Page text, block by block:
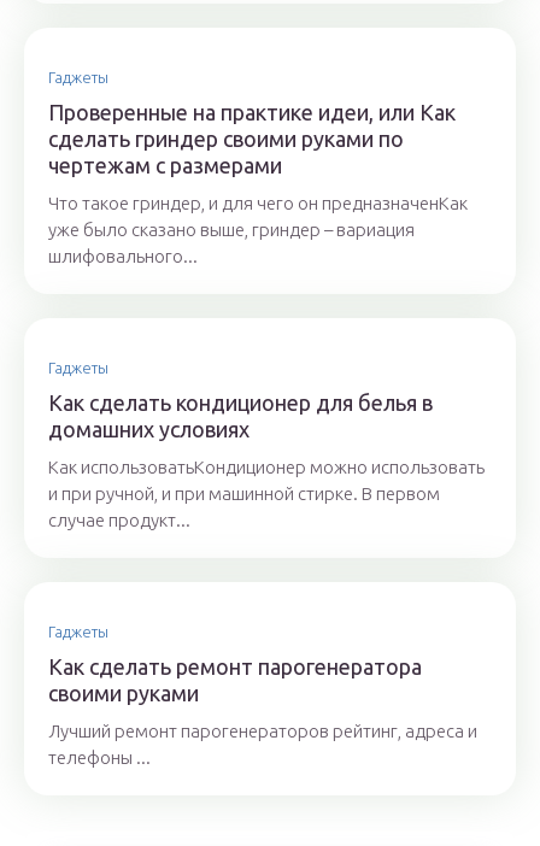
Гаджеты
Проверенные на практике идеи, или Как
сделать гриндер своими руками по
чертежам с размерами
Что такое гриндер, и для чего он предназначенКак
уже было сказано выше, гриндер – вариация
шлифовального...
Гаджеты
Как сделать кондиционер для белья в
домашних условиях
Как использоватьКондиционер можно использовать
и при ручной, и при машинной стирке. В первом
случае продукт...
Гаджеты
Как сделать ремонт парогенератора
своими руками
Лучший ремонт парогенераторов рейтинг, адреса и
телефоны ...